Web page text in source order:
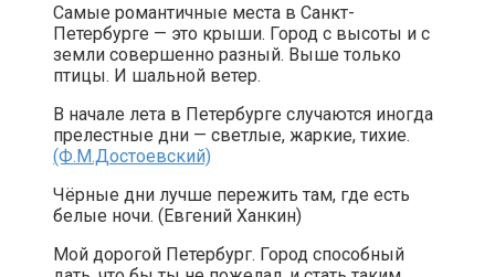
Самые романтичные места в Санкт-
Петербурге — это крыши. Город с высоты и с
земли совершенно разный. Выше только
птицы. И шальной ветер.
В начале лета в Петербурге случаются иногда
прелестные дни — светлые, жаркие, тихие.
(Ф.М.Достоевский)
Чёрные дни лучше пережить там, где есть
белые ночи. (Евгений Ханкин)
Мой дорогой Петербург. Город способный